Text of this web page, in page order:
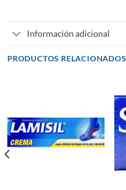
Información adicional
PRODUCTOS RELACIONADOS